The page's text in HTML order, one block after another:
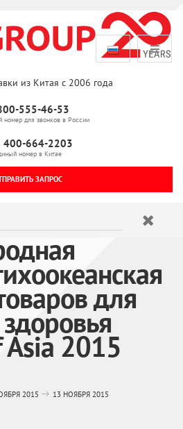
из Китая с 2006 года
555-46-53
номер для звонков в России
400-664-2203
номер в Китае
ЗАПРОС
для
Asia 2015
2015 13 НОЯБРЯ 2015